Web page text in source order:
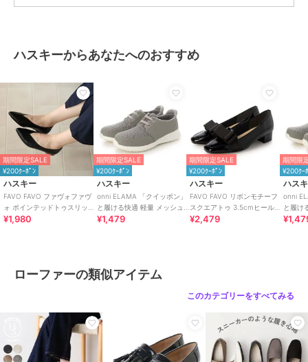
商品カテゴリ シューズ ／ローファー
ローファー
カラー BEIGE、BLACK
サイズ 6サイズ展開
素材
シンセティックレザー
商品のお取り扱い方法
特徴
シューズ
合成皮革/人工皮革/無地/2.5cm
～4.5cm未満
スクエアトゥ
～4.5cm未満/スクエアトゥ
ハスキーからあなたへのおすすめ
期間限定SALE
¥200ｸｰﾎﾟﾝ
ハスキー
FAVO FAVO ファヴォファヴ
ォ ポインテッドトゥスリッポ
ン
¥1,980
期間限定SALE
¥200ｸｰﾎﾟﾝ
ハスキー
onni ELAMA 「クイッポン」
と履ける快適 軽量 メッシュ
レースアップカジュアルスニ
¥1,479
期間限定SALE
¥200ｸｰﾎﾟﾝ
ハスキー
FAVO FAVO リボンモチーフ
スクエアトゥ 3.5cmヒール
晴雨兼用 防水 レインパンプ
¥2,479
期間限
¥200ｸｰ
ハス
onni
と履け
カジュ
ローファーの類似アイテム
このカテゴリーをすべてみる